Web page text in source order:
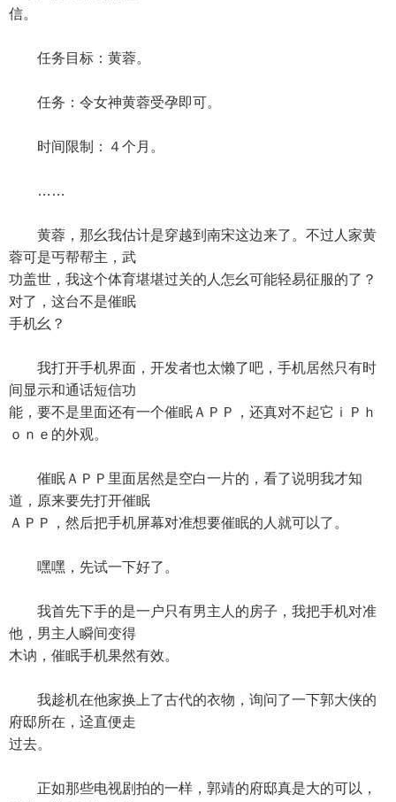
信。
任务目标：黄蓉。
任务：令女神黄蓉受孕即可。
时间限制：４个月。
……
黄蓉，那幺我估计是穿越到南宋这边来了。不过人家黄
蓉可是丐帮帮主，武
功盖世，我这个体育堪堪过关的人怎幺可能轻易征服的了？
对了，这台不是催眠
手机幺？
我打开手机界面，开发者也太懒了吧，手机居然只有时
间显示和通话短信功
能，要不是里面还有一个催眠ＡＰＰ，还真对不起它ｉＰｈ
ｏｎｅ的外观。
催眠ＡＰＰ里面居然是空白一片的，看了说明我才知
道，原来要先打开催眠
ＡＰＰ，然后把手机屏幕对准想要催眠的人就可以了。
嘿嘿，先试一下好了。
我首先下手的是一户只有男主人的房子，我把手机对准
他，男主人瞬间变得
木讷，催眠手机果然有效。
我趁机在他家换上了古代的衣物，询问了一下郭大侠的
府邸所在，迳直便走
过去。
正如那些电视剧拍的一样，郭靖的府邸真是大的可以，